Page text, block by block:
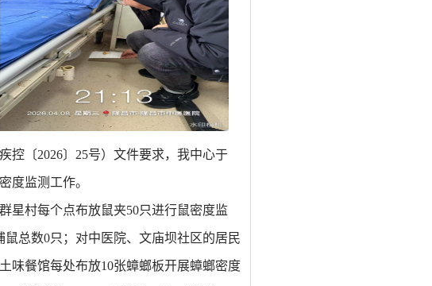
控 〔2026〕 25号）文件要求，我中心于
密度监测 工作。
群星村每个点布放鼠夹50只进行鼠密度监
鼠总数0只；对中医院、文庙坝社区的居民
味餐馆每处布放10张蟑螂板开展蟑螂密度